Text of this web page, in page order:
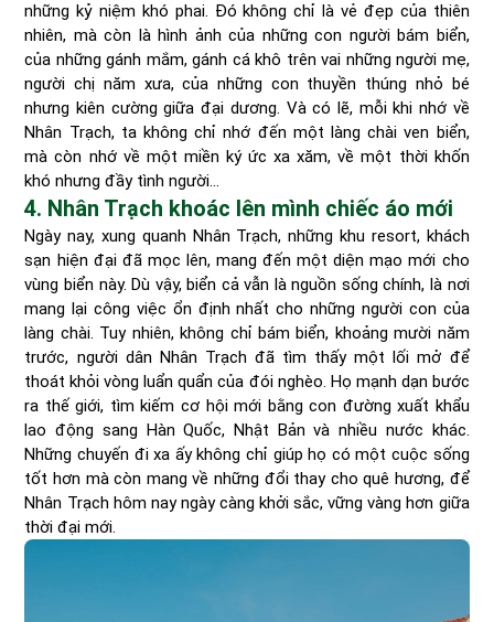
những kỷ niệm khó phai. Đó không chỉ là vẻ đẹp của thiên
nhiên, mà còn là hình ảnh của những con người bám biển,
của những gánh mắm, gánh cá khô trên vai những người mẹ,
người chị năm xưa, của những con thuyền thúng nhỏ bé
nhưng kiên cường giữa đại dương. Và có lẽ, mỗi khi nhớ về
Nhân Trạch, ta không chỉ nhớ đến một làng chài ven biển,
mà còn nhớ về một miền ký ức xa xăm, về một thời khốn
khó nhưng đầy tình người…
4. Nhân Trạch khoác lên mình chiếc áo mới
Ngày nay, xung quanh Nhân Trạch, những khu resort, khách
sạn hiện đại đã mọc lên, mang đến một diện mạo mới cho
vùng biển này. Dù vậy, biển cả vẫn là nguồn sống chính, là nơi
mang lại công việc ổn định nhất cho những người con của
làng chài. Tuy nhiên, không chỉ bám biển, khoảng mười năm
trước, người dân Nhân Trạch đã tìm thấy một lối mở để
thoát khỏi vòng luẩn quẩn của đói nghèo. Họ mạnh dạn bước
ra thế giới, tìm kiếm cơ hội mới bằng con đường xuất khẩu
lao động sang Hàn Quốc, Nhật Bản và nhiều nước khác.
Những chuyến đi xa ấy không chỉ giúp họ có một cuộc sống
tốt hơn mà còn mang về những đổi thay cho quê hương, để
Nhân Trạch hôm nay ngày càng khởi sắc, vững vàng hơn giữa
thời đại mới.